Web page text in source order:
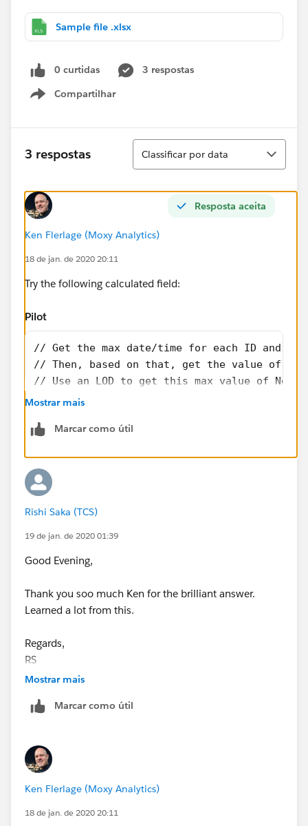
Sample file .xlsx
0 curtidas
3 respostas
Compartilhar
Show menu
3 respostas
Classificar
Classificar por data
Resposta aceita
Ken Flerlage (Moxy Analytics)
18 de jan. de 2020 20:11
Try the following calculated field:
Pilot
// Get the max date/time for each ID and
// Then, based on that, get the value of
// Use an LOD to get this max value of New.
{FIXED [ID], [Field Name]: MAX(
[New]
Mostrar mais
Marcar como útil
Rishi Saka (TCS)
19 de jan. de 2020 01:39
Good Evening,
Thank you soo much Ken for the brilliant answer.
Learned a lot from this.
Regards,
RS
Mostrar mais
Marcar como útil
Ken Flerlage (Moxy Analytics)
18 de jan. de 2020 20:11